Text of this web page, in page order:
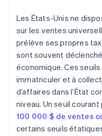
Les États-Unis ne
sur les ventes
prélève ses propres
sont souvent
économique. Ces
immatriculer et à
d’affaires dans l’État
niveau. Un seuil
100 000 $ de ventes
certains seuils